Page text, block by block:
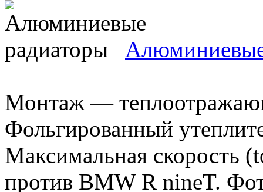
Монтаж —
Фольгированный
Максимальная скорость
против BMW R nineT.